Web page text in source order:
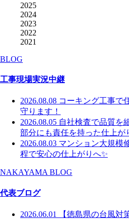
2025
2024
2023
2022
2021
BLOG
工事現場実況中継
2026.08.08 コーキング工事で
守ります！
2026.08.05 自社検査で品質を
部分にも責任を持った仕上が
2026.08.03 マンション大規模
程で安心の仕上がりへ✨
NAKAYAMA BLOG
代表ブログ
2026.06.01
【徳島県の台風対